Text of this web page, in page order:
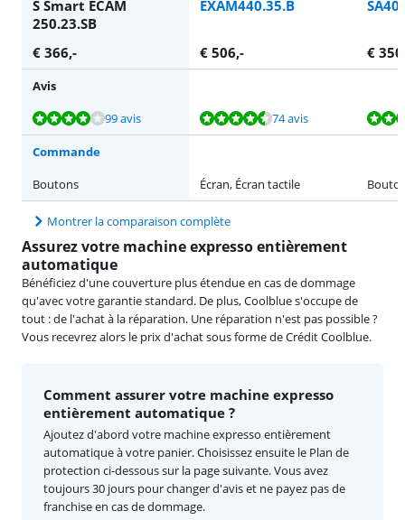
S Smart ECAM
250.23.SB
EXAM440.35.B
€ 366,- € 506,- € 350
Avis
La note est de 8,4 sur 10, basée sur 99 avis.
99 avis
La note est de 9,2 sur 10, basée sur 74 avis. 74 avis
La note est de 9,2 sur 10, basée sur 30 avis.
La note est de 7,8 sur 10, basée sur 19 avis.
La note est de 8,9 sur 10, basée sur 45 avis.
Commande
Boutons
Écran, Écran tactile
Montrer la comparaison complète
Assurez votre machine expresso entièrement
automatique
Bénéficiez d'une couverture plus étendue en cas de dommage
qu'avec votre garantie standard. De plus, Coolblue s'occupe de
tout : de l'achat à la réparation. Une réparation n'est pas possible ?
Vous recevrez alors le prix d'achat sous forme de Crédit Coolblue.
Comment assurer votre machine expresso
entièrement automatique ?
Ajoutez d'abord votre machine expresso entièrement
automatique à votre panier. Choisissez ensuite le Plan de
protection ci-dessous sur la page suivante. Vous avez
toujours 30 jours pour changer d'avis et ne payez pas de
franchise en cas de dommage.